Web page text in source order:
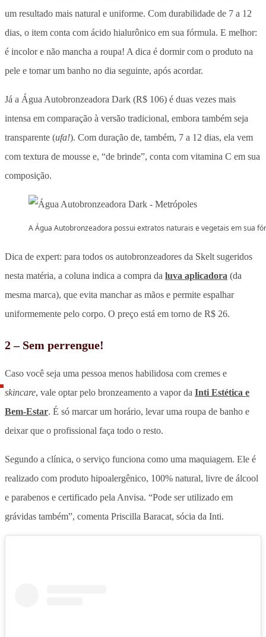
um resultado mais natural e uniforme. Com durabilidade de 7 a 12
dias, o item conta com ácido hialurônico em sua fórmula. E melhor:
é incolor e não mancha a roupa! A dica é dormir com o produto na
pele e tomar um banho no dia seguinte, após acordar.
Já a Água Autobronzeadora Dark (R$ 106) é duas vezes mais
intensa em comparação à versão tradicional, embora também seja
transparente (ufa!). Com duração de, também, 7 a 12 dias, ela vem
com textura de mousse e, “de brinde”, conta com vitamina C em sua
composição.
A Água Autobronzeadora possui extratos naturais e vegetais em sua
Dica de expert: para todos os autobronzeadores da Skelt sugeridos
nesta matéria, a coluna indica a compra da luva aplicadora (da
mesma marca), que evita manchar as mãos e permite espalhar
uniformemente pelo corpo. O preço está em torno de R$ 26.
2 – Sem perrengue!
Caso você seja uma pessoa menos habilidosa com cremes e
skincare, vale optar pelo bronzeamento a vapor da Inti Estética e
Bem-Estar. É só marcar um horário, levar uma roupa de banho e
deixar que o profissional faça todo o resto.
Segundo a clínica, o serviço funciona como uma maquiagem. Ele é
realizado com produto hipoalergênico, 100% natural, livre de álcool
e parabenos e certificado pela Anvisa. “Pode ser utilizado em
grávidas também”, comenta Priscilla Baracat, sócia da Inti.